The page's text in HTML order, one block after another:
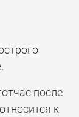
после
к